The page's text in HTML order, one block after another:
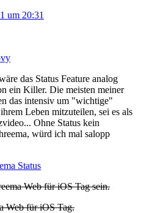
um 20:31
das Status Feature analog
ein Killer. Die meisten meiner
das intensiv um "wichtige"
Leben mitzuteilen, sei es als
Ohne Status kein
würd ich mal salopp
Status
Web für iOS Tag sein.
Web für iOS Tag.